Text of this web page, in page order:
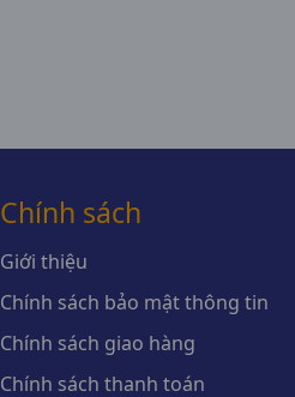
Chính sách
Giới thiệu
Chính sách bảo mật thông tin
Chính sách giao hàng
Chính sách thanh toán